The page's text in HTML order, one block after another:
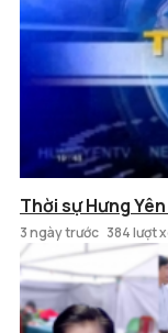
Thời sự Hưng
3 ngày trước 384 lượt